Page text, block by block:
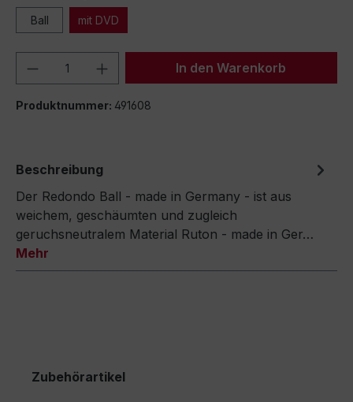
Ball mit DVD
Produkt Anzahl: Gib denIn den Warenkorb
Produktnummer: 491608
Beschreibung
Der Redondo Ball - made in Germany - ist aus
weichem, geschäumten und zugleich
geruchsneutralem Material Ruton - made in Ger…
Mehr
Zubehörartikel